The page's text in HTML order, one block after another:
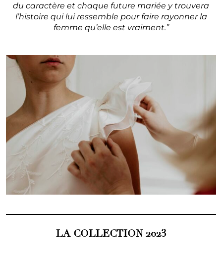
du caractère et chaque future mariée y trouvera
l’histoire qui lui ressemble pour faire rayonner la
femme qu’elle est vraiment.”
LA COLLECTION 2023